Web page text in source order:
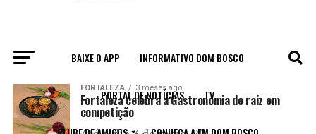
BAIXE O APP INFORMATIVO DOM BOSCO
PORTAL DE NOTÍCIAS TV
All posts tagged "estabelecimentos"
FORTALEZA 3 meses ago
Fortaleza celebra a Gastronomia de raiz em
competição